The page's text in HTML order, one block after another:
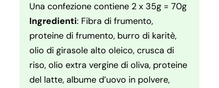
Una confezione contiene 2 x 35g = 70g
Ingredienti: Fibra di frumento,
proteine di frumento, burro di karitè,
olio di girasole alto oleico, crusca di
riso, olio extra vergine di oliva, proteine
del latte, albume d’uovo in polvere,